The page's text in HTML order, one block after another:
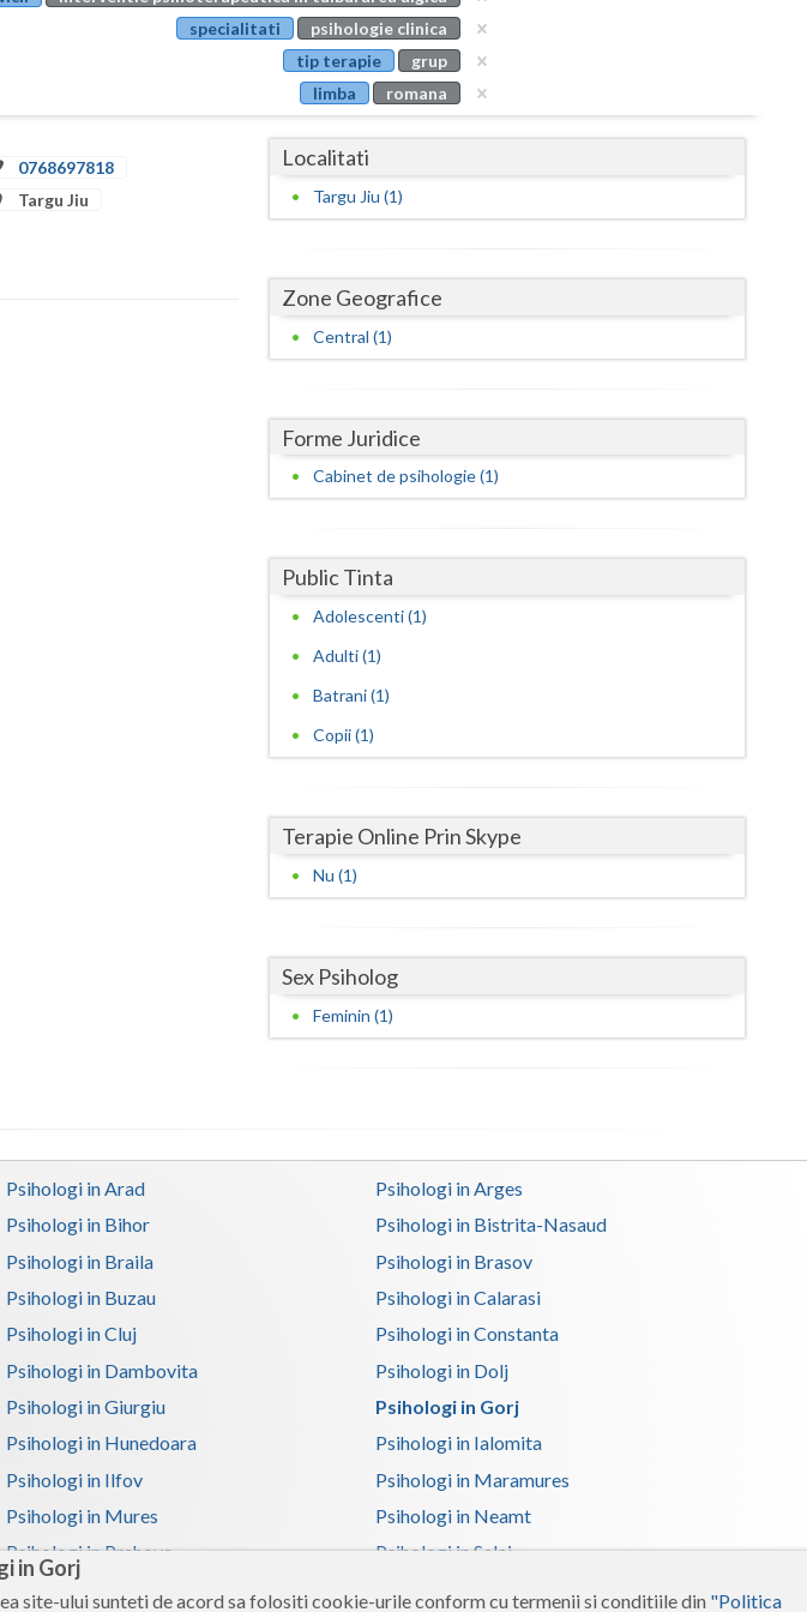
in Gorj
site-ului sunteti de acord sa folositi cookie-urile conform cu termenii si conditiile din "Politica
Buzau
Calarasi
Caras-Severin
Gorj
Mehedinti
Sibiu
Suceava
Teleorman
Timis
Valcea
Vaslui
specialitati
psihologie clinica
tip terapie
grup
limba
romana
0768697818
Targu Jiu
Localitati
Targu Jiu (1)
Zone Geografice
Central (1)
Forme Juridice
Cabinet de psihologie (1)
Public Tinta
Adolescenti (1)
Adulti (1)
Batrani (1)
Copii (1)
Terapie Online Prin Skype
Nu (1)
Sex Psiholog
Feminin (1)
Psihologi in Arad
Psihologi in Arges
Psihologi in Bihor
Psihologi in Bistrita-Nasaud
Psihologi in Braila
Psihologi in Brasov
Psihologi in Buzau
Psihologi in Calarasi
Psihologi in Cluj
Psihologi in Constanta
Psihologi in Dambovita
Psihologi in Dolj
Psihologi in Giurgiu
Psihologi in Gorj
Psihologi in Hunedoara
Psihologi in Ialomita
Psihologi in Ilfov
Psihologi in Maramures
Psihologi in Mures
Psihologi in Neamt
Psihologi in Prahova
Psihologi in Salaj